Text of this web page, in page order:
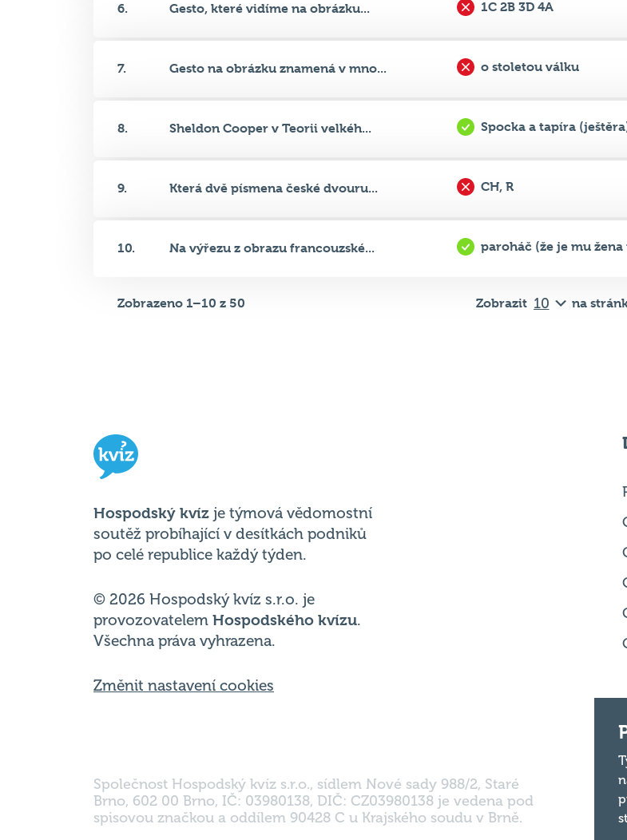
7. Gesto na obrázku znamená v mno... o stoletou válku
8. Sheldon Cooper v Teorii velkéh... Spocka a tapíra (ještěra)
9. Která dvě písmena české dvouru... CH, R
10. Na výřezu z obrazu francouzské... paroháč (že je mu žena
Zobrazeno 1–10 z 50 Zobrazit na
Hospodský kvíz
soutěž probíhající v desítkách podniků
© 2026 Hospodský kvíz s.r.o. je
provozovatelem Hospodského kvízu
Změnit nastavení cookies